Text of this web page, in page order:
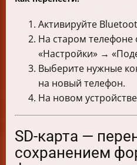
Активируйте
На старом телефоне
«Настройки» →
Выберите нужные
на новый телефон.
На новом
SD-карта —
сохранением